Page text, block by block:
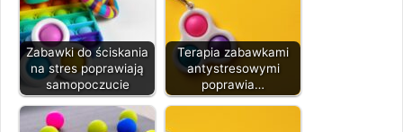
Zabawki do ściskania
na stres poprawiają
samopoczucie
Terapia zabawkami
antystresowymi
poprawia…